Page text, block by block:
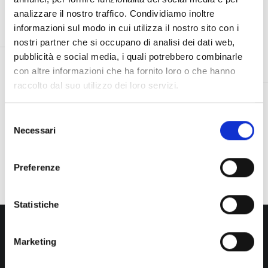
analizzare il nostro traffico. Condividiamo inoltre
informazioni sul modo in cui utilizza il nostro sito con i
nostri partner che si occupano di analisi dei dati web,
pubblicità e social media, i quali potrebbero combinarle
con altre informazioni che ha fornito loro o che hanno
raccolto dal suo utilizzo dei loro servizi.
delNecessari
Preferenze
Statistiche
Marketing
nelle strade di
Brescia
Panthera su
Radio24 con le
voci di Ale e
Franz